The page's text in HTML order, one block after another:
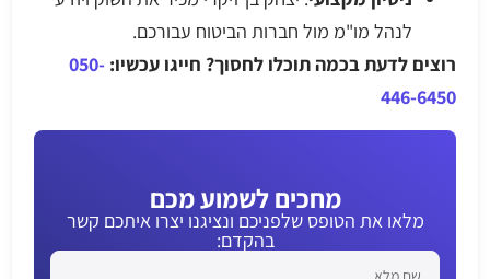
לנהל מו"מ מול חברות הביטוח עבורכם.
רוצים לדעת בכמה תוכלו לחסוך? חייגו עכשיו: 050-
446-6450
מחכים לשמוע מכם
מלאו את הטופס שלפניכם ונציגנו יצרו איתכם קשר
בהקדם: